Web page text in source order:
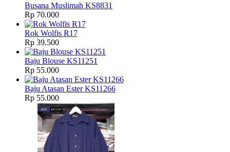
Busana Muslimah KS8831
Rp 70.000
Rok Wolfis R17
Rp 39.500
Baju Blouse KS11251
Rp 55.000
Baju Atasan Ester KS11266
Rp 55.000